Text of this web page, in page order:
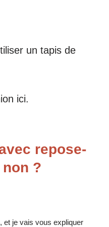
un tapis de
ici.
repose-
?
et je vais vous expliquer